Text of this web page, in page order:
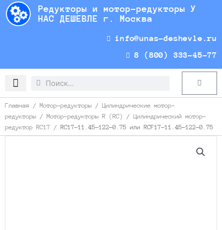
Перейти
содержимому
Редукторы и мотор-редукторы У
НАС ДЕШЕВЛЕ г. Москва
info@unas-deshevle.ru
8 (800) 333-45-77
Search
Search Cart
Главная / Мотор-редукторы / Цилиндрические мотор-
редукторы / Мотор-редукторы R (RC) / Цилиндрический мотор-
редуктор RC17 / RC17-11.45-122-0.75 или RCF17-11.45-122-0.75